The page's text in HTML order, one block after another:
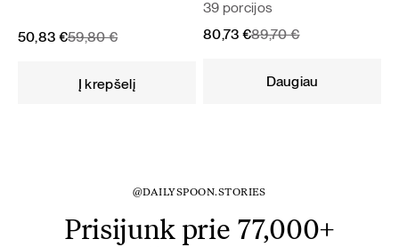
59,80€
Original
50,83 €
Current
Į krepšelį
39 porcijos
89,70€
Original
80,73 €
Current
Daugiau
@DAILYSPOON.STORIES
Prisijunk prie 77,000+